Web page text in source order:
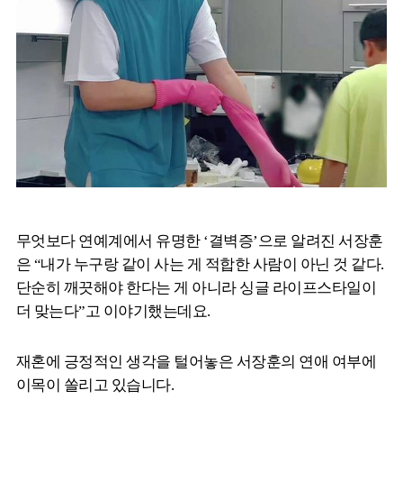
무엇보다 연예계에서 유명한 ‘결벽증’으로 알려진 서장훈
은 “내가 누구랑 같이 사는 게 적합한 사람이 아닌 것 같다.
단순히 깨끗해야 한다는 게 아니라 싱글 라이프스타일이
더 맞는다”고 이야기했는데요.
재혼에 긍정적인 생각을 털어놓은 서장훈의 연애 여부에
이목이 쏠리고 있습니다.